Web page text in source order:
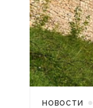
НОВОСТИ